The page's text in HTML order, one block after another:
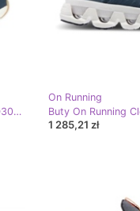
Buty On Running Cloud 5 Terry M 3MD30220692 niebieskie
On Running
1 285,21 zł